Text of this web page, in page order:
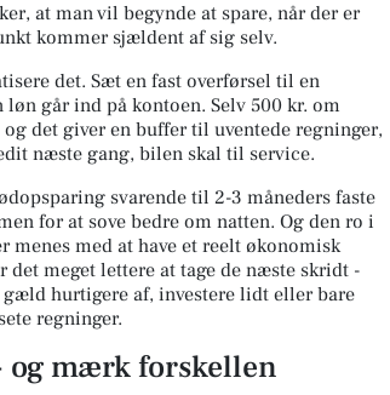
at man vil begynde at spare, når der er
kommer sjældent af sig selv.
det. Sæt en fast overførsel til en
går ind på kontoen. Selv 500 kr. om
det giver en buffer til uventede regninger,
næste gang, bilen skal til service.
svarende til 2-3 måneders faste
for at sove bedre om natten. Og den ro i
menes med at have et reelt økonomisk
det meget lettere at tage de næste skridt -
hurtigere af, investere lidt eller bare
regninger.
mærk forskellen